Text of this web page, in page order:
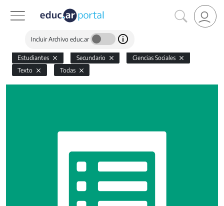
Incluir Archivo educ.ar
Estudiantes Secundario
Ciencias Sociales
Texto
Todas